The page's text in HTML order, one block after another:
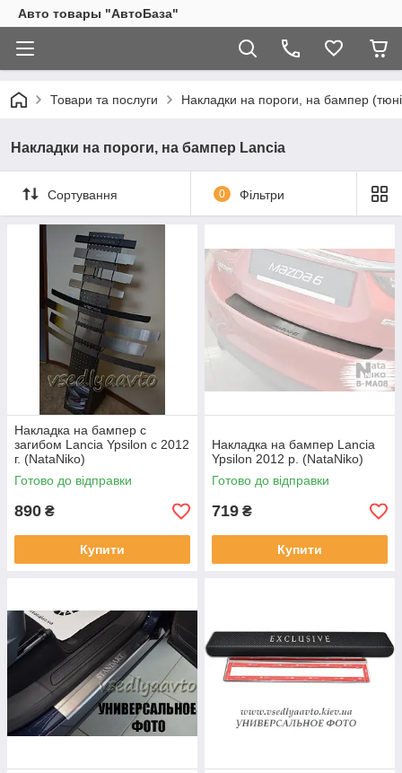
Авто товары "АвтоБаза"
Товари та послуги Накладки на пороги, на бампер
Накладки на пороги, на бампер Lancia
Сортування 0 Фільтри
Накладка на бампер с
загибом Lancia Ypsilon с 2012
г. (NataNiko)
Готово до відправки
890 ₴
Купити
Накладка на бампер Lancia
Ypsilon 2012 р. (NataNiko)
Готово до відправки
719 ₴
Купити